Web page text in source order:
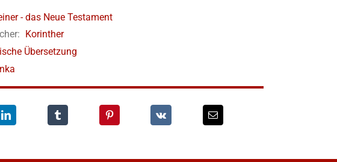
- das Neue Testament
Korinther
Übersetzung